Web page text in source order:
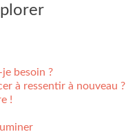
besoin ?
à ressentir à nouveau ?
!